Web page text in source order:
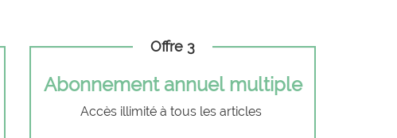
Offre 3
Abonnement annuel multiple
Accès illimité à tous les articles